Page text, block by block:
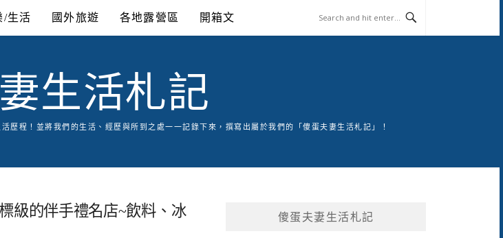
/生活 國外旅遊 各地露營區 開箱文
生活札記
程！並將我們的生活、經歷與所到之處一一記錄下來，撰寫出屬於我們的「傻蛋夫妻生活札記」！
級的伴手禮名店~飲料、冰
傻蛋夫妻生活札記